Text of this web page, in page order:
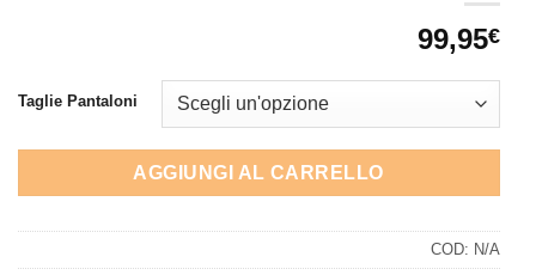
99,95€
Taglie Pantaloni
AGGIUNGI AL CARRELLO
COD: N/A